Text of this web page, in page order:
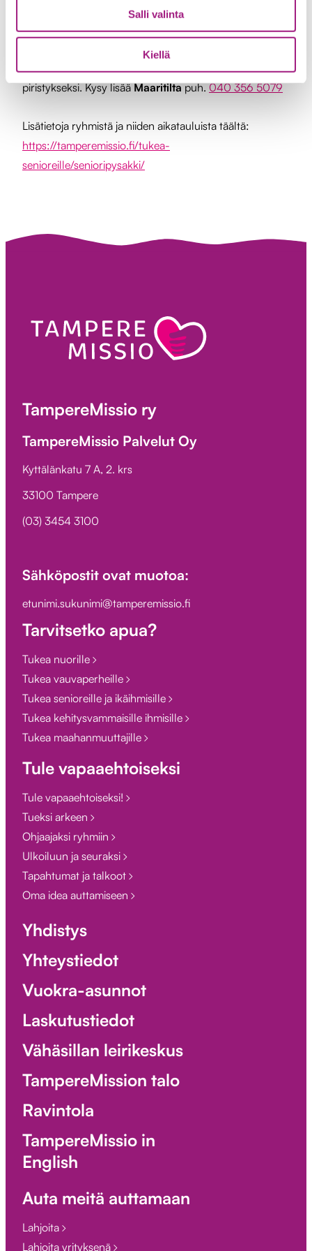
Salli valinta
Kiellä
kesken. Varaa aika yksilökeskusteluun
ajanvarausnumerostammepuh.040 632 7455
Senioripysäkiltä voit saada itsellesi tukihenkilön arjen
piristykseksi. Kysy lisääMaaritiltapuh.040 356 5079
Lisätietoja ryhmistä ja niiden aikatauluista täältä:
https://tamperemissio.fi/tukea-
senioreille/senioripysakki/
TampereMissio ry
TampereMissio Palvelut Oy
Kyttälänkatu 7 A, 2. krs
33100 Tampere
(03) 3454 3100
Sähköpostit ovat muotoa:
etunimi.sukunimi@tamperemissio.fi
Tarvitsetko apua?
Tukea nuorille
Tukea vauvaperheille
Tukea senioreille ja ikäihmisille
Tukea kehitysvammaisille ihmisille
Tukea maahanmuuttajille
Tule vapaaehtoiseksi
Tule vapaaehtoiseksi!
Tueksi arkeen
Ohjaajaksi ryhmiin
Ulkoiluun ja seuraksi
Tapahtumat ja talkoot
Oma idea auttamiseen
Yhdistys
Yhteystiedot
Vuokra-asunnot
Laskutustiedot
Vähäsillan leirikeskus
TampereMission talo
Ravintola
TampereMissio in
English
Auta meitä auttamaan
Lahjoita
Lahjoita yrityksenä